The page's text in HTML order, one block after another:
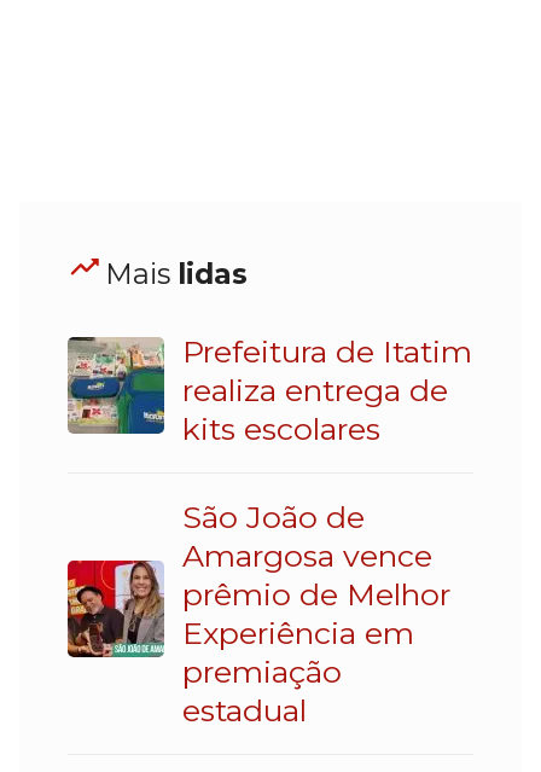
Mais lidas
Prefeitura de Itatim
realiza entrega de
kits escolares
São João de
Amargosa vence
prêmio de Melhor
Experiência em
premiação
estadual